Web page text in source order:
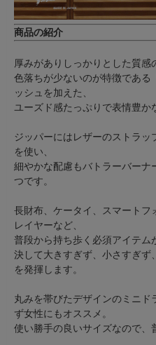
商品の紹介
厚みがありしっかりとした質感
色落ちが少ないのが特徴である
ッシュを加えた、
ユーズド感たっぷりで表情豊か
ジッパーにはレザーのストラ
を使い、
細やかな配慮もバトラーバーナ
つです。
長財布、ケータイ、スマート
レイヤーなど、
普段から持ち歩く必須アイテム
決して大きすぎず、小さすぎず
を発揮します。
丸みを帯びたデザインのミニド
ず女性にもオススメ。
使い勝手の良いサイズなので、